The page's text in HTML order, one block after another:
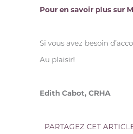
Pour en savoir plus sur
Si vous avez besoin
Au plaisir!
Edith Cabot, CRHA
PARTAGEZ CET